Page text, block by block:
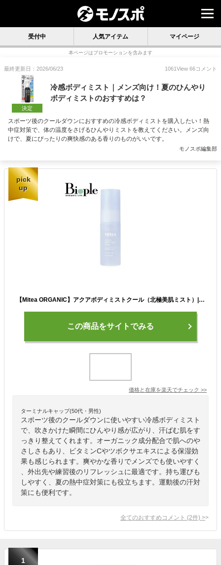
受付中 人気アイテム マイページ
本ページはプロモーションを含みます
最終更新日：2026/06/23 1061View 66コメント
決定
冷感ボディミスト｜メンズ向け！夏のひんやり
ボディミストのおすすめは？
スポーツ後のクールダウンにおすすめの冷感ボディミストを購入したい！熱
中症対策で、体の温度をさげるひんやりミストを教えてください。メンズ向
けで、夏にぴったりの爽快感のある香りのものがいいです。
モノスポ編集部
pick
up
【Mitea ORGANIC】アクアボディミストクール（北極美肌ミスト）| ボディミスト ボディケア 冷感 アロマ 透明感 オーガニック ビタミンC ツボクサ 保湿 透明肌 父の日
この商品をサイトでみる
価格と在庫を楽天でチェック >>
ターミナルキャップ(50代・男性)
スポーツ後のクールダウンに使いやすい冷感ボディミスト
で、吹きかけた瞬間にひんやり感が広がり、汗ばむ肌をす
っきり整えてくれます。オーガニック成分配合で肌へのや
さしさもあり、ビタミンCやツボクサエキスによる保湿効
果も感じられます。爽やかな香りでメンズでも使いやすく
、外出先や練習後のリフレッシュに最適です。持ち運びも
しやすく、夏の熱中症対策にも役立ちます。運動後の汗対
策にも便利です。
全てのおすすめコメント (2件) >
1